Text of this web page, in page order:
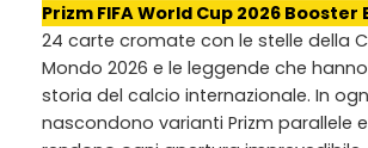
Prizm FIFA World Cup 2026 Booster
24 carte cromate con le stelle della
Mondo 2026 e le leggende che
storia del calcio internazionale. In
nascondono varianti Prizm parallele